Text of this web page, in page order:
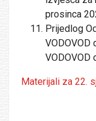
prosinca
Prijedlog
VODOVOD
VODOVOD
Materijali za 22.